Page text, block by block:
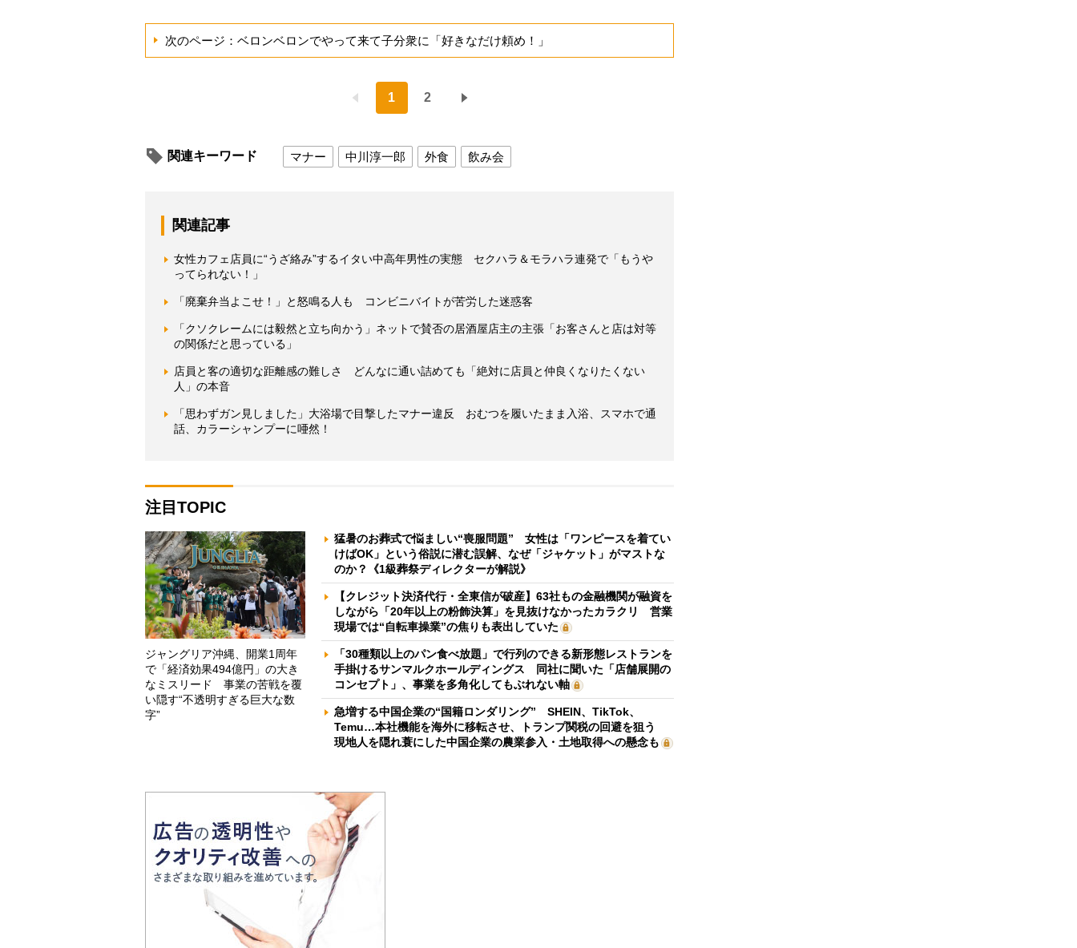
次のページ：ベロンベロンでやって来て子分衆に「好きなだけ頼め！」
1 2
関連キーワード マナー 中川淳一郎 外食 飲み会
関連記事
女性カフェ店員に“うざ絡み”するイタい中高年男性の実態 セクハラ＆モラハラ連発で「もうや
ってられない！」
「廃棄弁当よこせ！」と怒鳴る人も コンビニバイトが苦労した迷惑客
「クソクレームには毅然と立ち向かう」ネットで賛否の居酒屋店主の主張「お客さんと店は対等
の関係だと思っている」
店員と客の適切な距離感の難しさ どんなに通い詰めても「絶対に店員と仲良くなりたくない
人」の本音
「思わずガン見しました」大浴場で目撃したマナー違反 おむつを履いたまま入浴、スマホで通
話、カラーシャンプーに唖然！
注目TOPIC
ジャングリア沖縄、開業1周年
で「経済効果494億円」の大き
なミスリード 事業の苦戦を覆
い隠す“不透明すぎる巨大な数
字”
猛暑のお葬式で悩ましい“喪服問題” 女性は「ワンピースを着てい
けばOK」という俗説に潜む誤解、なぜ「ジャケット」がマストな
のか？《1級葬祭ディレクターが解説》
【クレジット決済代行・全東信が破産】63社もの金融機関が融資を
しながら「20年以上の粉飾決算」を見抜けなかったカラクリ 営業
現場では“自転車操業”の焦りも表出していた
「30種類以上のパン食べ放題」で行列のできる新形態レストランを
手掛けるサンマルクホールディングス 同社に聞いた「店舗展開の
コンセプト」、事業を多角化してもぶれない軸
急増する中国企業の“国籍ロンダリング” SHEIN、TikTok、
Temu…本社機能を海外に移転させ、トランプ関税の回避を狙う
現地人を隠れ蓑にした中国企業の農業参入・土地取得への懸念も